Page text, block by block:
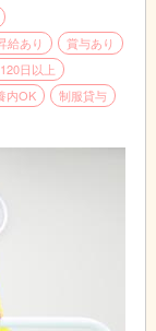
化を進めていま
していただける
給あり
賞与あり
日以上
内OK
制服貸与